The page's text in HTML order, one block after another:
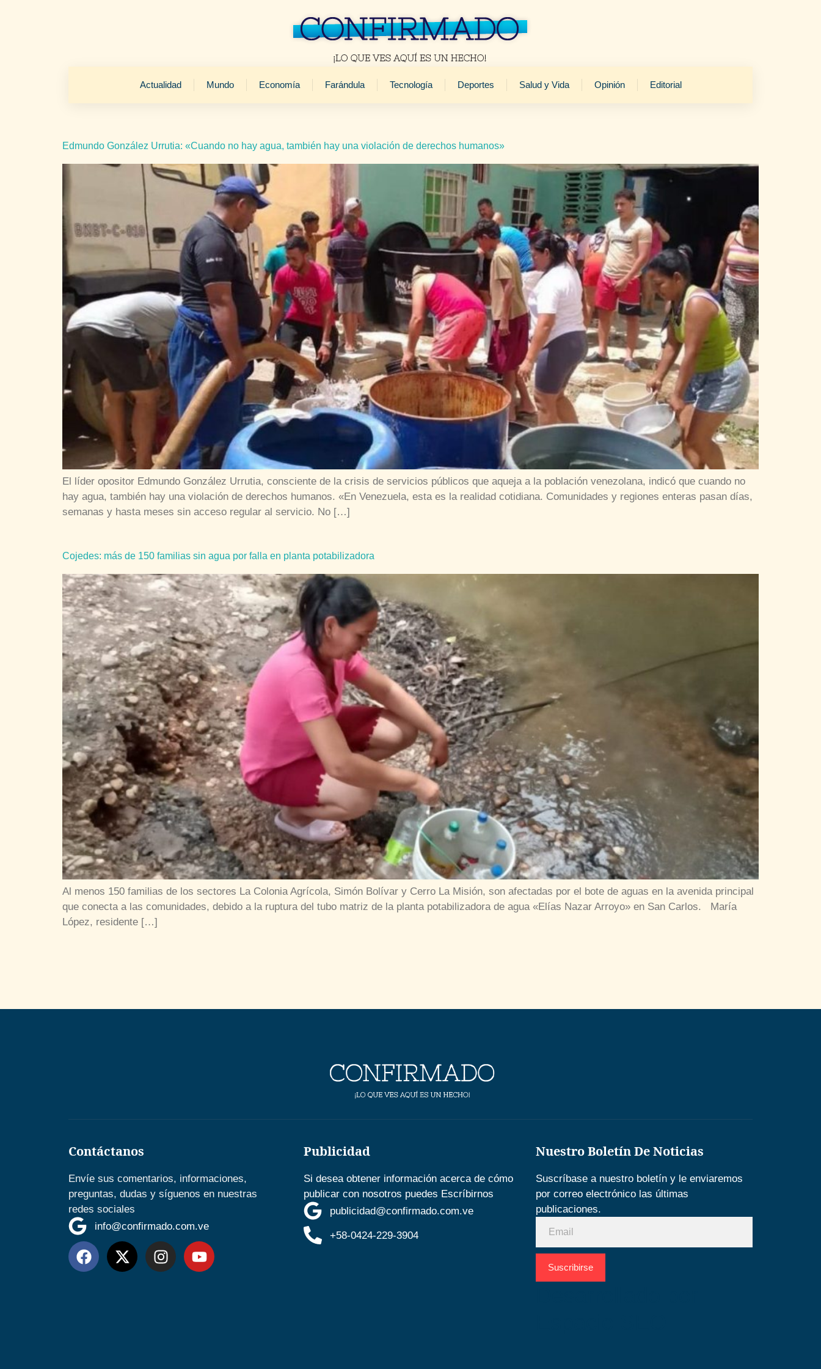
Actualidad Mundo Economía Farándula Tecnología Deportes Salud y Vida Opinión Editorial
Edmundo González Urrutia: «Cuando no hay agua, también hay una violación de derechos humanos»
El líder opositor Edmundo González Urrutia, consciente de la crisis de servicios públicos que aqueja a la población venezolana, indicó que cuando no
hay agua, también hay una violación de derechos humanos. «En Venezuela, esta es la realidad cotidiana. Comunidades y regiones enteras pasan días,
semanas y hasta meses sin acceso regular al servicio. No […]
Cojedes: más de 150 familias sin agua por falla en planta potabilizadora
Al menos 150 familias de los sectores La Colonia Agrícola, Simón Bolívar y Cerro La Misión, son afectadas por el bote de aguas en la avenida principal
que conecta a las comunidades, debido a la ruptura del tubo matriz de la planta potabilizadora de agua «Elías Nazar Arroyo» en San Carlos. María
López, residente […]
Contáctanos
Envíe sus comentarios, informaciones,
preguntas, dudas y síguenos en nuestras
redes sociales
info@confirmado.com.ve
Publicidad
Si desea obtener información acerca de cómo
publicar con nosotros puedes Escríbirnos
publicidad@confirmado.com.ve
+58-0424-229-3904
Nuestro Boletín De Noticias
Suscríbase a nuestro boletín y le enviaremos
por correo electrónico las últimas
publicaciones.
Suscribirse